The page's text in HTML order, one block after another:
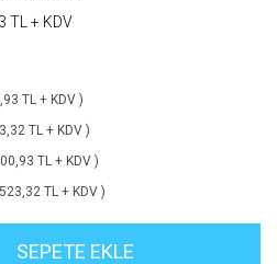
TL + KDV
TL + KDV )
TL + KDV )
TL + KDV )
TL + KDV )
SEPETE EKLE